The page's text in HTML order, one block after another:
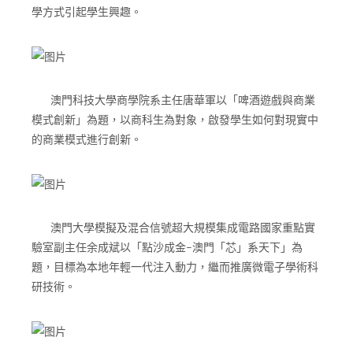
學方式引起學生興趣。
澳門科技大學商學院系主任唐華軍以「啤酒遊戲與商業
模式創新」為題，以商科生為對象，啟發學生如何對現實中
的商業模式進行創新。
澳門大學模擬及混合信號超大規模集成電路國家重點實
驗室副主任余成斌以「點沙成金–澳門「芯」系天下」為
題，目標為本地年輕一代注入動力，繼而推廣微電子學術科
研技術。